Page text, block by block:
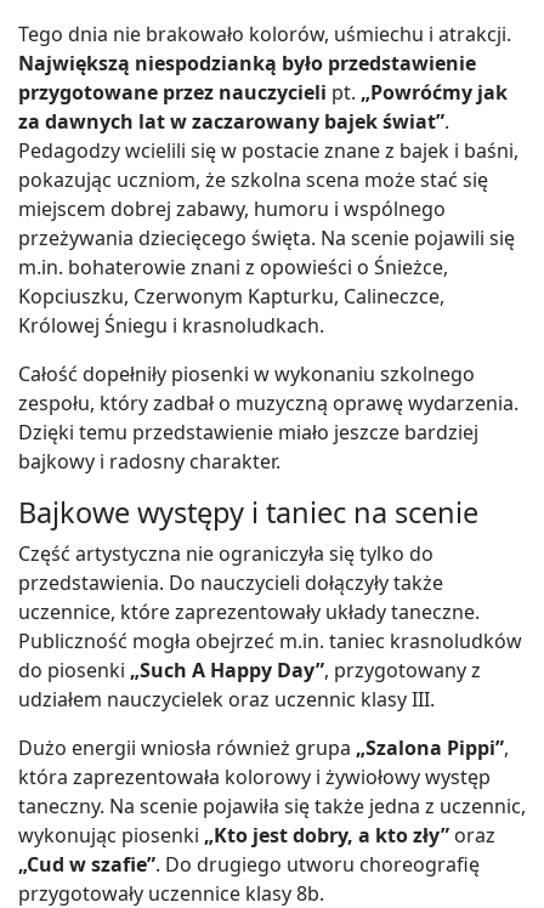
Tego dnia nie brakowało kolorów, uśmiechu i atrakcji.
Największą niespodzianką było przedstawienie
przygotowane przez nauczycieli pt. „Powróćmy jak
za dawnych lat w zaczarowany bajek świat”.
Pedagodzy wcielili się w postacie znane z bajek i baśni,
pokazując uczniom, że szkolna scena może stać się
miejscem dobrej zabawy, humoru i wspólnego
przeżywania dziecięcego święta. Na scenie pojawili się
m.in. bohaterowie znani z opowieści o Śnieżce,
Kopciuszku, Czerwonym Kapturku, Calineczce,
Królowej Śniegu i krasnoludkach.
Całość dopełniły piosenki w wykonaniu szkolnego
zespołu, który zadbał o muzyczną oprawę wydarzenia.
Dzięki temu przedstawienie miało jeszcze bardziej
bajkowy i radosny charakter.
Bajkowe występy i taniec na scenie
Część artystyczna nie ograniczyła się tylko do
przedstawienia. Do nauczycieli dołączyły także
uczennice, które zaprezentowały układy taneczne.
Publiczność mogła obejrzeć m.in. taniec krasnoludków
do piosenki „Such A Happy Day”, przygotowany z
udziałem nauczycielek oraz uczennic klasy III.
Dużo energii wniosła również grupa „Szalona Pippi”,
która zaprezentowała kolorowy i żywiołowy występ
taneczny. Na scenie pojawiła się także jedna z uczennic,
wykonując piosenki „Kto jest dobry, a kto zły” oraz
„Cud w szafie”. Do drugiego utworu choreografię
przygotowały uczennice klasy 8b.